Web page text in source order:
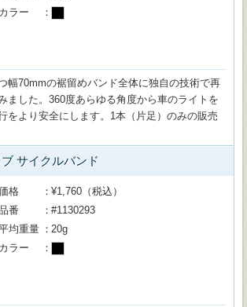
カラー
幅70mmの裾留めバンド全体に独自の技術で再
ました。360度あらゆる角度から車のライトを
をより安全にします。1本（片足）のみの販売
サイクルバンド
格
¥1,760（税込）
番
#1130293
均重量
20g
カラー